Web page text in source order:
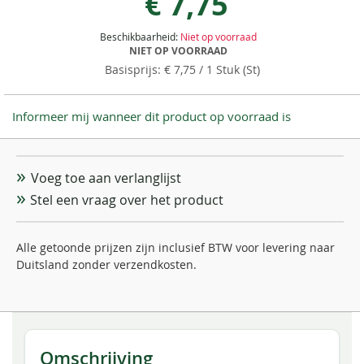
€ 7,75/ 1 Stuk (St)
Beschikbaarheid: Niet op voorraad
NIET OP VOORRAAD
Informeer mij wanneer dit product op voorraad is
Voeg toe aan verlanglijst
Stel een vraag over het product
Alle getoonde prijzen zijn inclusief BTW voor levering naar
Duitsland zonder verzendkosten.
Omschrijving